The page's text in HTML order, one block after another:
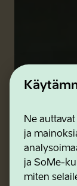
Ne
ja
ja SoMe-
miten